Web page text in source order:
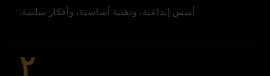
أسس إبداعية، وتقنية أساسية، وأفكار سلسة.
٢